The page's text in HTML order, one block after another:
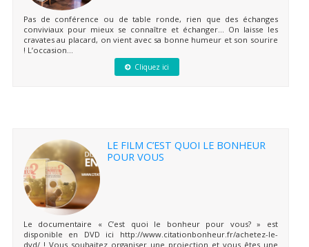
Pas de conférence ou de table ronde, rien que des échanges
conviviaux pour mieux se connaître et échanger… On laisse les
cravates au placard, on vient avec sa bonne humeur et son sourire
! L’occasion...
Cliquez ici
LE FILM C’EST QUOI LE BONHEUR
POUR VOUS
Le documentaire « C’est quoi le bonheur pour vous? » est
disponible en DVD ici http://www.citationbonheur.fr/achetez-le-
dvd/ ! Vous souhaitez organiser une projection et vous êtes une